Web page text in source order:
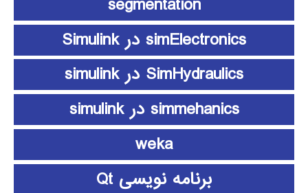
simElectronics در Simulink
SimHydraulics در simulink
simmehanics در simulink
weka
برنامه نویسی Qt